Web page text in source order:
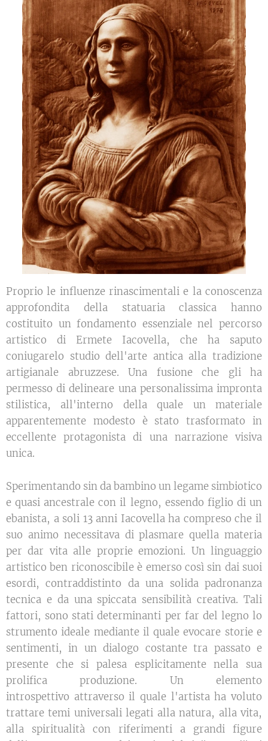
Proprio le influenze rinascimentali e la conoscenza
approfondita della statuaria classica hanno
costituito un fondamento essenziale nel percorso
artistico di Ermete Iacovella, che ha saputo
coniugarelo studio dell'arte antica alla tradizione
artigianale abruzzese. Una fusione che gli ha
permesso di delineare una personalissima impronta
stilistica, all'interno della quale un materiale
apparentemente modesto è stato trasformato in
eccellente protagonista di una narrazione visiva
unica.
Sperimentando sin da bambino un legame simbiotico
e quasi ancestrale con il legno, essendo figlio di un
ebanista, a soli 13 anni Iacovella ha compreso che il
suo animo necessitava di plasmare quella materia
per dar vita alle proprie emozioni. Un linguaggio
artistico ben riconoscibile è emerso così sin dai suoi
esordi, contraddistinto da una solida padronanza
tecnica e da una spiccata sensibilità creativa. Tali
fattori, sono stati determinanti per far del legno lo
strumento ideale mediante il quale evocare storie e
sentimenti, in un dialogo costante tra passato e
presente che si palesa esplicitamente nella sua
prolifica produzione. Un elemento
introspettivo attraverso il quale l'artista ha voluto
trattare temi universali legati alla natura, alla vita,
alla spiritualità con riferimenti a grandi figure